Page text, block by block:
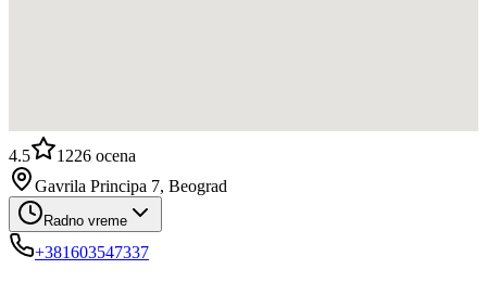
4.5 1226 ocena
Gavrila Principa 7, Beograd
Radno vreme
+381603547337